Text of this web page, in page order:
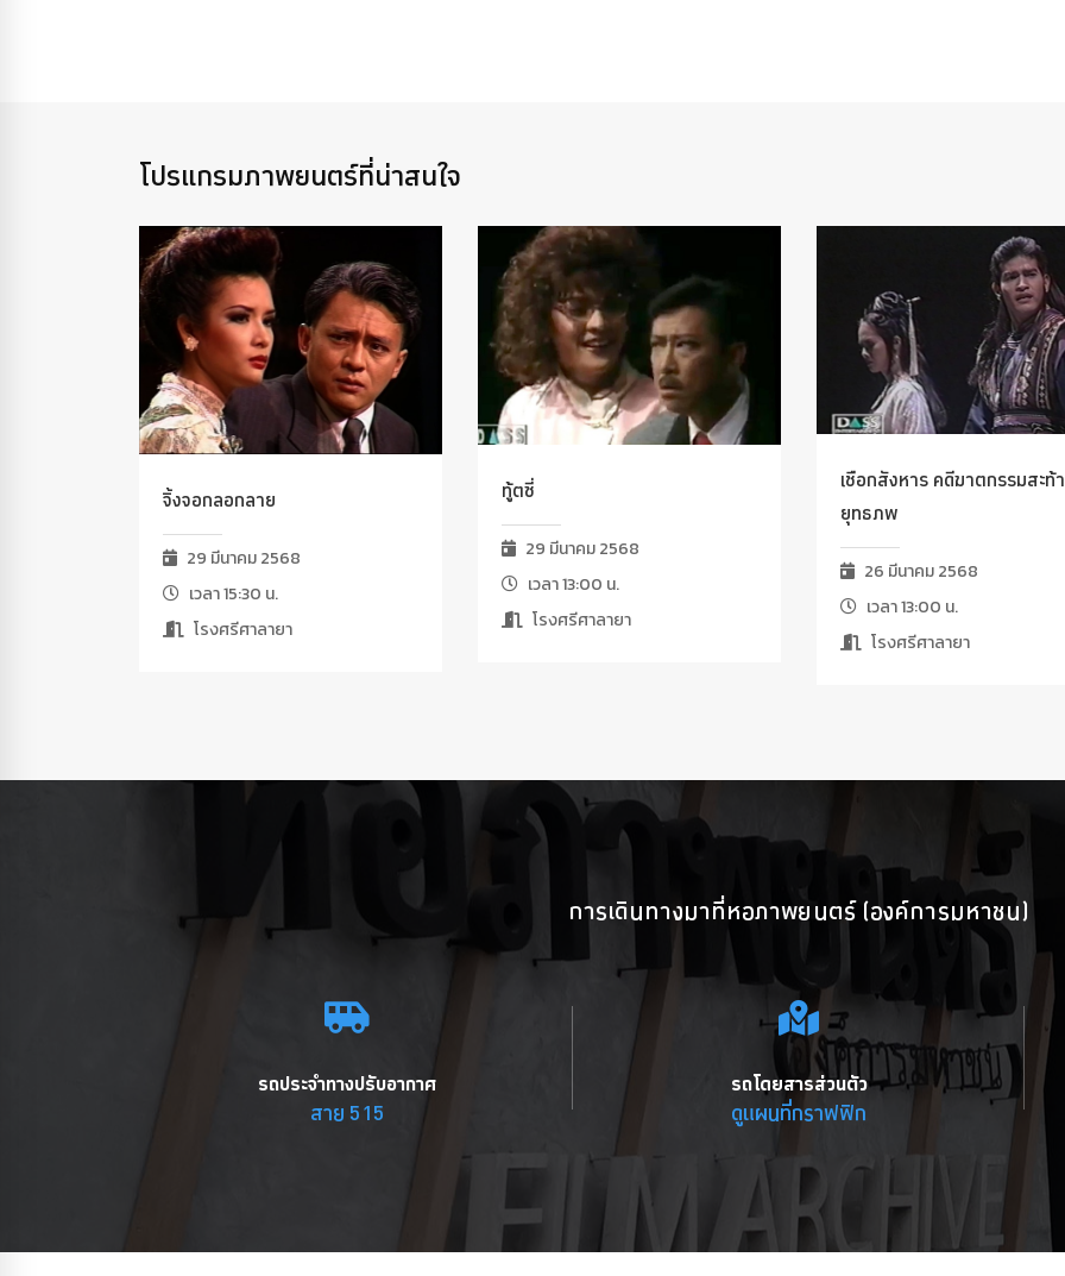
โปรแกรมภาพยนตร์ที่น่าสนใจ
จิ้งจอกลอกลาย
29 มีนาคม 2568
เวลา 15:30 น.
โรงศรีศาลายา
ทู้ตซี่
29 มีนาคม 2568
เวลา 13:00 น.
โรงศรีศาลายา
เชือกสังหาร คดีฆาตกรรมสะท้
ยุทธภพ
26 มีนาคม 2568
เวลา 13:00 น.
โรงศรีศาลายา
การเดินทางมาที่หอภาพยนตร์ (องค์การมหาชน)
รถประจำทางปรับอากาศ
สาย 515
รถโดยสารส่วนตัว
ดูแผนที่กราฟฟิก